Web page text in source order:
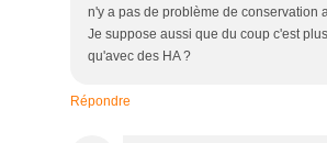
n'y a pas de problème de conservation
Je suppose aussi que du coup c'est
qu'avec des HA ?
Répondre